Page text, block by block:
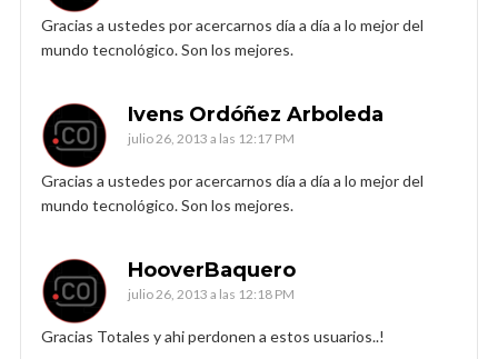
Gracias a ustedes por acercarnos día a día a lo mejor del
mundo tecnológico. Son los mejores.
Ivens Ordóñez Arboleda
julio 26, 2013 a las 12:17 PM
Gracias a ustedes por acercarnos día a día a lo mejor del
mundo tecnológico. Son los mejores.
HooverBaquero
julio 26, 2013 a las 12:18 PM
Gracias Totales y ahi perdonen a estos usuarios..!